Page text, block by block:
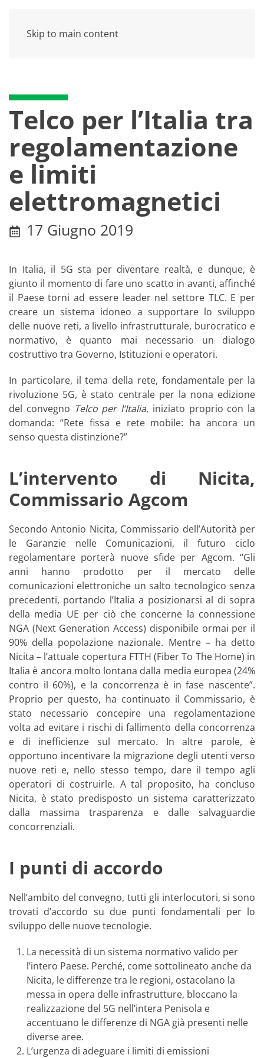
Skip to main content
Telco per l’Italia tra
regolamentazione
e limiti
elettromagnetici
17 Giugno 2019
In Italia, il 5G sta per diventare realtà, e dunque, è
giunto il momento di fare uno scatto in avanti, affinché
il Paese torni ad essere leader nel settore TLC. E per
creare un sistema idoneo a supportare lo sviluppo
delle nuove reti, a livello infrastrutturale, burocratico e
normativo, è quanto mai necessario un dialogo
costruttivo tra Governo, Istituzioni e operatori.
In particolare, il tema della rete, fondamentale per la
rivoluzione 5G, è stato centrale per la nona edizione
del convegno Telco per l’Italia, iniziato proprio con la
domanda: “Rete fissa e rete mobile: ha ancora un
senso questa distinzione?”
L’intervento di Nicita,
Commissario Agcom
Secondo Antonio Nicita, Commissario dell’Autorità per
le Garanzie nelle Comunicazioni, il futuro ciclo
regolamentare porterà nuove sfide per Agcom. “Gli
anni hanno prodotto per il mercato delle
comunicazioni elettroniche un salto tecnologico senza
precedenti, portando l’Italia a posizionarsi al di sopra
della media UE per ciò che concerne la connessione
NGA (Next Generation Access) disponibile ormai per il
90% della popolazione nazionale. Mentre – ha detto
Nicita – l’attuale copertura FTTH (Fiber To The Home) in
Italia è ancora molto lontana dalla media europea (24%
contro il 60%), e la concorrenza è in fase nascente”.
Proprio per questo, ha continuato il Commissario, è
stato necessario concepire una regolamentazione
volta ad evitare i rischi di fallimento della concorrenza
e di inefficienze sul mercato. In altre parole, è
opportuno incentivare la migrazione degli utenti verso
nuove reti e, nello stesso tempo, dare il tempo agli
operatori di costruirle. A tal proposito, ha concluso
Nicita, è stato predisposto un sistema caratterizzato
dalla massima trasparenza e dalle salvaguardie
concorrenziali.
I punti di accordo
Nell’ambito del convegno, tutti gli interlocutori, si sono
trovati d’accordo su due punti fondamentali per lo
sviluppo delle nuove tecnologie.
La necessità di un sistema normativo valido per
l’intero Paese. Perché, come sottolineato anche da
Nicita, le differenze tra le regioni, ostacolano la
messa in opera delle infrastrutture, bloccano la
realizzazione del 5G nell’intera Penisola e
accentuano le differenze di NGA già presenti nelle
diverse aree.
L’urgenza di adeguare i limiti di emissioni